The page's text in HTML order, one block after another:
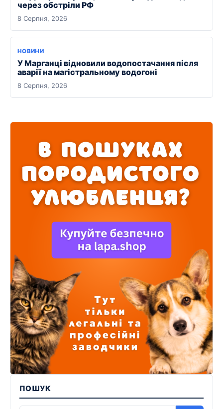
через обстріли РФ
8 Серпня, 2026
НОВИНИ
У Марганці відновили водопостачання після
аварії на магістральному водогоні
8 Серпня, 2026
ПОШУК